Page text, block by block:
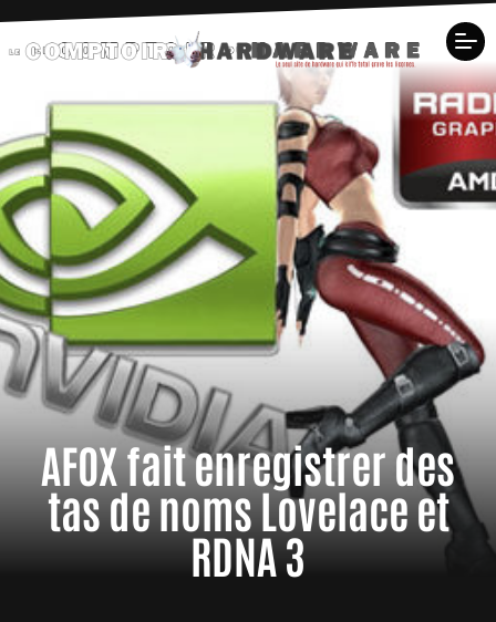
AFOX fait enregistrer des
tas de noms Lovelace et
RDNA 3